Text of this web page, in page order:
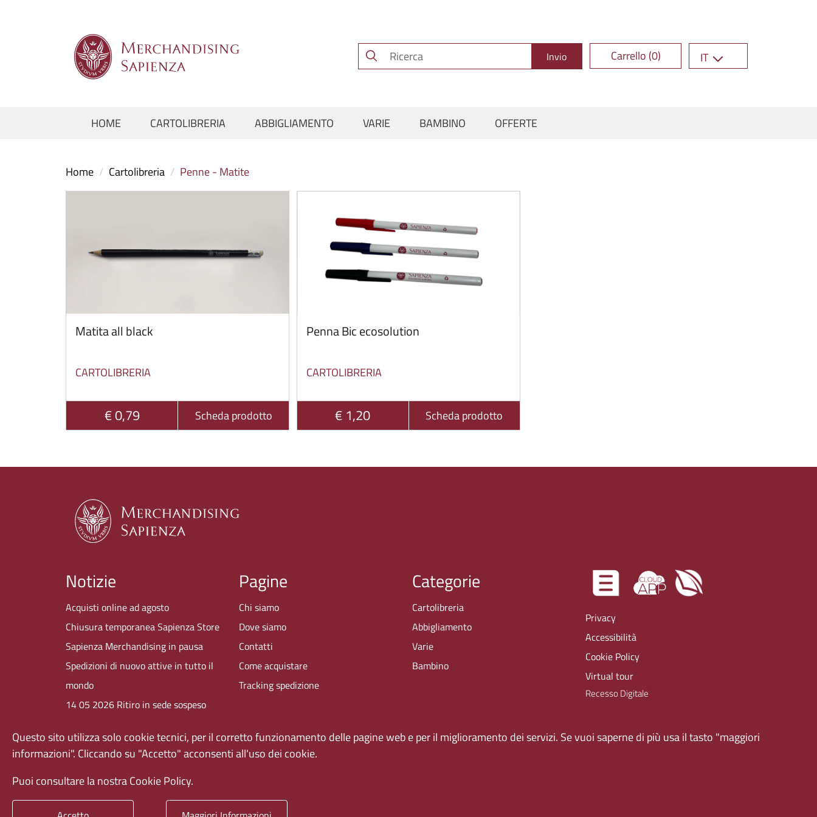
Invio Carrello (0) IT
HOME CARTOLIBRERIA ABBIGLIAMENTO VARIE BAMBINO OFFERTE
Home / Cartolibreria / Penne - Matite
Matita all black
CARTOLIBRERIA
€ 0,79 Scheda prodotto
Penna Bic ecosolution
CARTOLIBRERIA
€ 1,20 Scheda prodotto
Notizie
Acquisti online ad agosto
Chiusura temporanea Sapienza Store
Sapienza Merchandising in pausa
Spedizioni di nuovo attive in tutto il
mondo
14 05 2026 Ritiro in sede sospeso
MERCHANDISING
Pagine
Chi siamo
Dove siamo
Contatti
Come acquistare
Tracking spedizione
Categorie
Cartolibreria
Abbigliamento
Varie
Bambino
Privacy
Accessibilità
Cookie Policy
Virtual tour
Sapienza Università di Roma
Piazzale Aldo Moro 5, 00185 Roma T (+39) 06 49911 Codice fiscale 80209930587 / Partita IVA: 02133771002
Questo sito utilizza solo cookie tecnici, per il corretto funzionamento delle pagine web e per il miglioramento dei servizi. Se vuoi saperne di più usa il tasto "maggiori
informazioni". Cliccando su "Accetto" acconsenti all'uso dei cookie.
Puoi consultare la nostra Cookie Policy.